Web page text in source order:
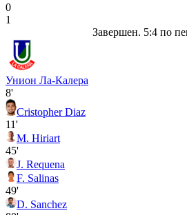
0
1
Завершен. 5:4 по
Унион Ла-Калера
8'
Cristopher Diaz
11'
M. Hiriart
45'
J. Requena
F. Salinas
49'
D. Sanchez